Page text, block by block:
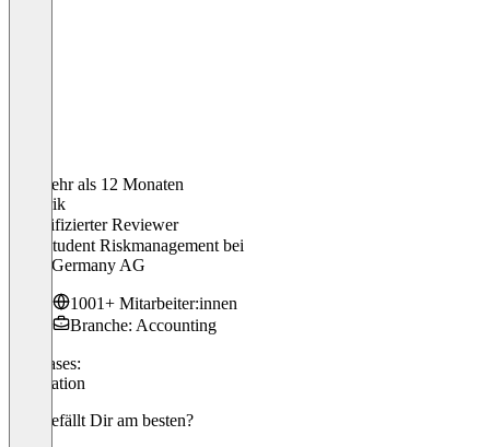
Vor mehr als 12 Monaten
Hendrik
Verifizierter Reviewer
Werkstudent Riskmanagement bei
BDO Germany AG
1001+ Mitarbeiter:innen
Branche: Accounting
Use cases:
Translation
Was gefällt Dir am besten?